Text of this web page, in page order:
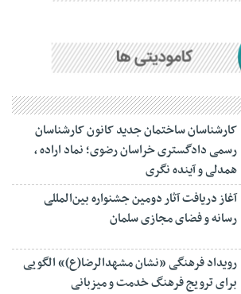
کارشناسان ساختمان جدید کانون کارشناسان
رسمی دادگستری خراسان رضوی؛ نماد اراده ،
همدلی و آینده نگری
آغاز دریافت آثار دومین جشنواره بین‌المللی
رسانه و فضای مجازی سلمان
رویداد فرهنگی «نشان مشهدالرضا(ع)» الگویی
برای ترویج فرهنگ خدمت و میزبانی